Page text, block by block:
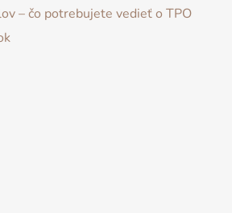
– čo potrebujete vedieť o TPO